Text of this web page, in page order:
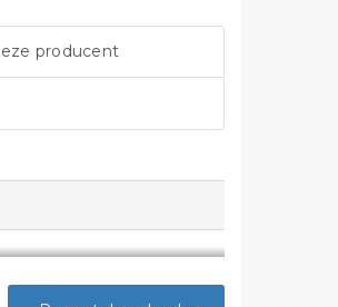
producent